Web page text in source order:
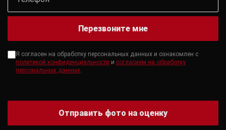
Перезвоните мне
Я согласен на обработку персональных данных и ознакомлен с
политикой конфиденциальности и согласием на обработку
персональных данных.
Отправить фото на оценку